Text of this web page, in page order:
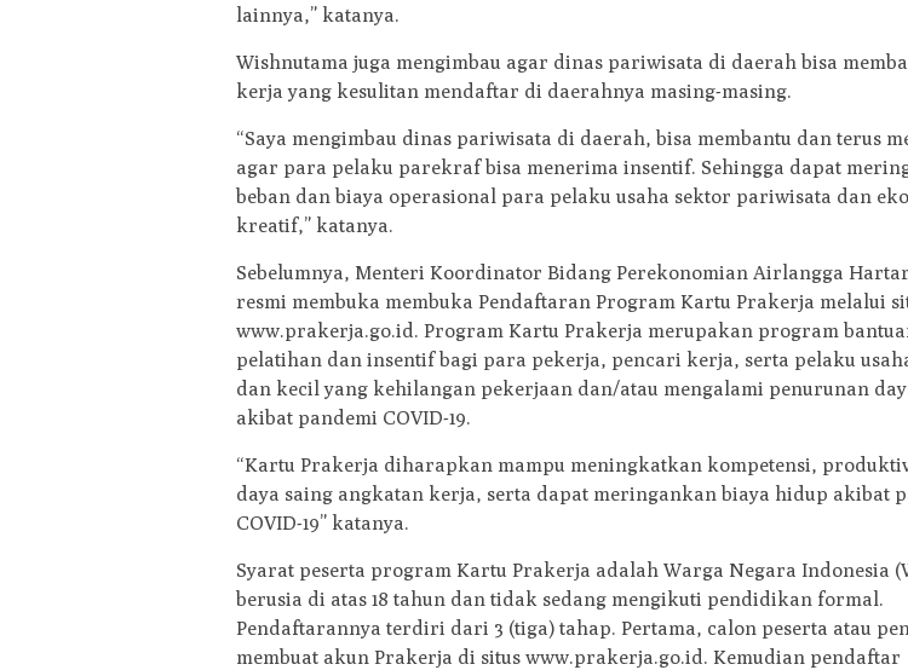
lainnya,” katanya.
Wishnutama juga mengimbau agar dinas pariwisata di daerah bisa
kerja yang kesulitan mendaftar di daerahnya masing-masing.
“Saya mengimbau dinas pariwisata di daerah, bisa membantu dan terus
agar para pelaku parekraf bisa menerima insentif. Sehingga dapat
beban dan biaya operasional para pelaku usaha sektor pariwisata dan
kreatif,” katanya.
Sebelumnya, Menteri Koordinator Bidang Perekonomian Airlangga
resmi membuka membuka Pendaftaran Program Kartu Prakerja melalui
www.prakerja.go.id. Program Kartu Prakerja merupakan program
pelatihan dan insentif bagi para pekerja, pencari kerja, serta pelaku
dan kecil yang kehilangan pekerjaan dan/atau mengalami penurunan
akibat pandemi COVID-19.
“Kartu Prakerja diharapkan mampu meningkatkan kompetensi,
daya saing angkatan kerja, serta dapat meringankan biaya hidup akibat
COVID-19” katanya.
Syarat peserta program Kartu Prakerja adalah Warga Negara Indonesia
berusia di atas 18 tahun dan tidak sedang mengikuti pendidikan formal.
Pendaftarannya terdiri dari 3 (tiga) tahap. Pertama, calon peserta atau
membuat akun Prakerja di situs www.prakerja.go.id. Kemudian pendaftar